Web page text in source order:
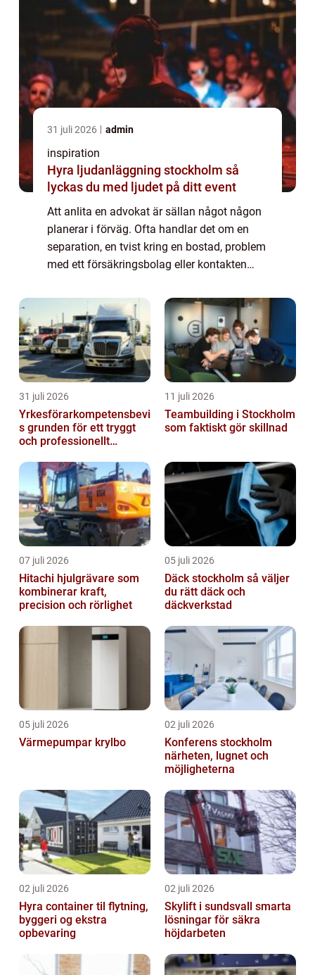
31 juli 2026 admin
inspiration
Hyra ljudanläggning stockholm så
lyckas du med ljudet på ditt event
Att anlita en advokat är sällan något någon
planerar i förväg. Ofta handlar det om en
separation, en tvist kring en bostad, problem
med ett försäkringsbolag eller kontakten
31 juli 2026
Yrkesförarkompetensbevi
s grunden för ett tryggt
och professionellt
11 juli 2026
Teambuilding i Stockholm
som faktiskt gör skillnad
07 juli 2026
Hitachi hjulgrävare som
kombinerar kraft,
precision och rörlighet
05 juli 2026
Däck stockholm så väljer
du rätt däck och
däckverkstad
05 juli 2026
Värmepumpar krylbo
02 juli 2026
Konferens stockholm
närheten, lugnet och
möjligheterna
02 juli 2026
Hyra container til flytning,
byggeri og ekstra
opbevaring
02 juli 2026
Skylift i sundsvall smarta
lösningar för säkra
höjdarbeten